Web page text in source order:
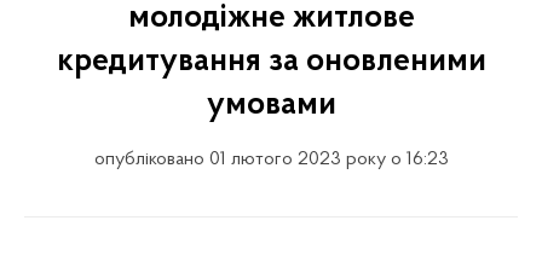
молодіжне житлове
кредитування за оновленими
умовами
опубліковано 01 лютого 2023 року о 16:23